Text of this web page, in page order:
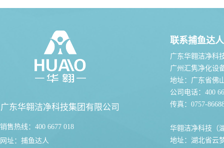
广东华翱洁净科技集团有限公司
销售热线：400 6677 018
网址： 捕鱼达人
联系捕鱼达人
广东华翱洁净科
广州汇隽净化设
地址：广东省佛
公司电话：400
传真：0757-
华翱洁净科技（
地址：湖北省云